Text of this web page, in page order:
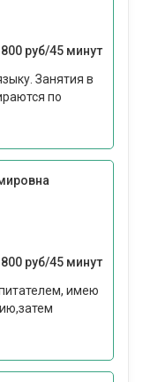
руб/45 минут
Занятия в
по
руб/45 минут
имею